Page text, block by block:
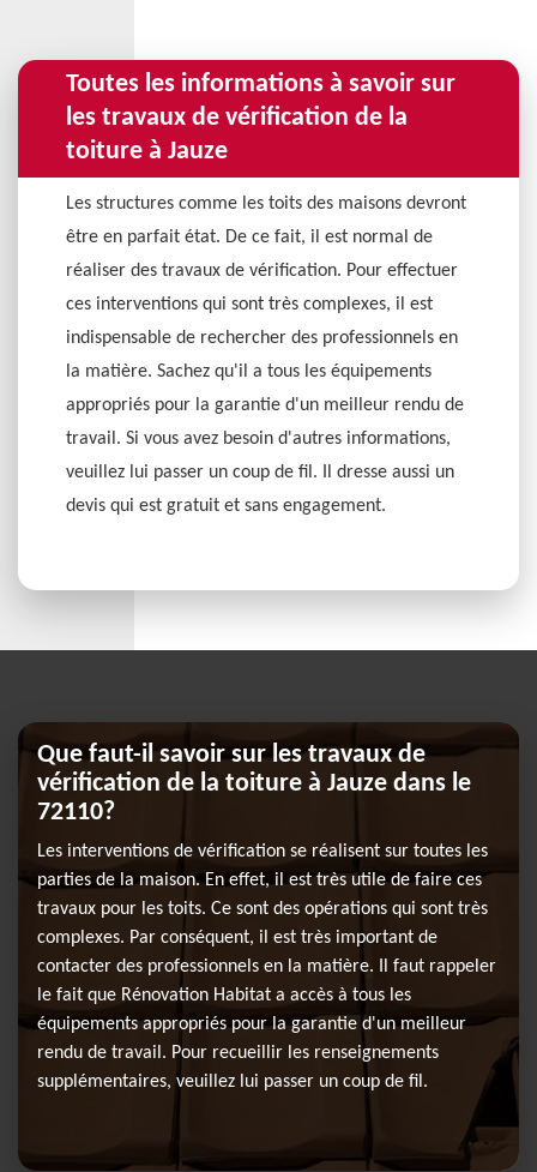
Toutes les informations à savoir sur
les travaux de vérification de la
toiture à Jauze
Les structures comme les toits des maisons devront
être en parfait état. De ce fait, il est normal de
réaliser des travaux de vérification. Pour effectuer
ces interventions qui sont très complexes, il est
indispensable de rechercher des professionnels en
la matière. Sachez qu'il a tous les équipements
appropriés pour la garantie d'un meilleur rendu de
travail. Si vous avez besoin d'autres informations,
veuillez lui passer un coup de fil. Il dresse aussi un
devis qui est gratuit et sans engagement.
Que faut-il savoir sur les travaux de
vérification de la toiture à Jauze dans le
72110?
Les interventions de vérification se réalisent sur toutes les
parties de la maison. En effet, il est très utile de faire ces
travaux pour les toits. Ce sont des opérations qui sont très
complexes. Par conséquent, il est très important de
contacter des professionnels en la matière. Il faut rappeler
le fait que Rénovation Habitat a accès à tous les
équipements appropriés pour la garantie d'un meilleur
rendu de travail. Pour recueillir les renseignements
supplémentaires, veuillez lui passer un coup de fil.